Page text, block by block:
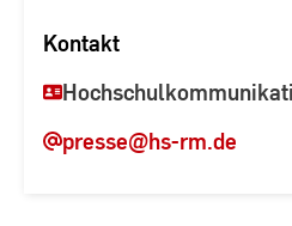
Kontakt
presse@hs-rm.de